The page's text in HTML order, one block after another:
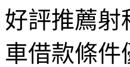
好評推薦射
車借款條件